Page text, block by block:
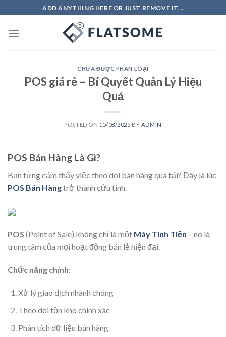
to
content
ADD ANYTHING HERE OR JUST REMOVE IT...
CHƯA ĐƯỢC PHÂN LOẠI
POS giá rẻ – Bí Quyết Quản Lý Hiệu
Quả
POSTED ON 15/08/2025 BY ADMIN
POS Bán Hàng Là Gì?
Bạn từng cảm thấy việc theo dõi bán hàng quá tải? Đây là lúc
POS Bán Hàngtrở thành cứu tinh.
POS (Point of Sale) không chỉ là một Máy Tính Tiền – nó là
trung tâm của mọi hoạt động bán lẻ hiện đại.
Chức năng chính:
Xử lý giao dịch nhanh chóng
Theo dõi tồn kho chính xác
Phân tích dữ liệu bán hàng